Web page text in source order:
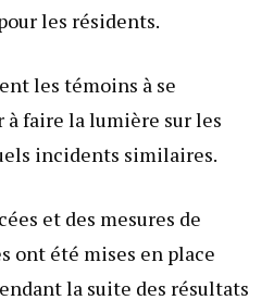
les résidents.
les témoins à se
à faire la lumière sur les
incidents similaires.
et des mesures de
ont été mises en place
la suite des résultats